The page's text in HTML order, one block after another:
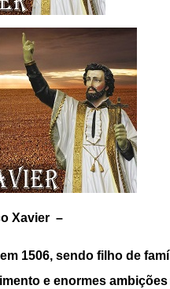
Xavier –
1506, sendo filho de
e enormes